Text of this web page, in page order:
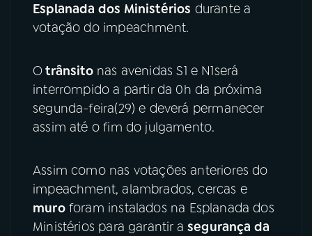
06VIDEOCASTS
FESTIVAL DE MÚSICA
YouTube Facebook
Instagram X
Esplanada dos Ministérios durante a
votação do impeachment.
Otrânsitonas avenidas S1 e N1será
interrompido a partir da 0h da próxima
segunda-feira(29) e deverá permanecer
assim até o fim do julgamento.
Assim como nas votações anteriores do
impeachment, alambrados, cercas e
muroforam instalados na Esplanada dos
Ministérios para garantir asegurança da